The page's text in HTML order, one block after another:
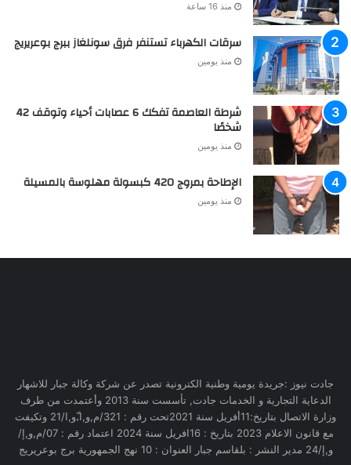
منذ 16 ساعة
سرقات الكهرباء تستنفر فرق سونلغاز ببرج بوعريريج
منذ يومين
شرطة العاصمة تفكك 6 عصابات أحياء وتوقف 42
شخصًا
منذ يومين
الإطاحة بمروج 420 كبسولة مهلوسة بالمسيلة
منذ يومين
جادت نيوز :جريدة يومية وطنية الكترونية تصدر عن شركة وكالة جبار للاشهار
الدعاية التجارية و الخدمات جادت, تأسست سنة 2013 وأعتمدت من طرف
وزارة الاتصال بتاريخ:11أفريل سنة 2021تحت رقم : 321/م,و,ا,ّو,ا/21 وتكيفت
مع قانون الاعلام 2023 بتاريخ : 16افريل سنة 2024 اعتماد رقم : 07/م,و,إ/
و,إ/24 مدير النشر : بلقاسم جبار العنوان : 10 نهج الجمهورية برج بوعريريج